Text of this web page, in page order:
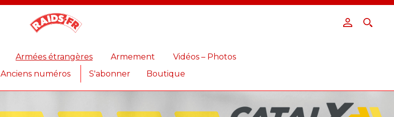
Armées étrangères Armement
Vidéos – Photos
Anciens numéros S'abonner Boutique